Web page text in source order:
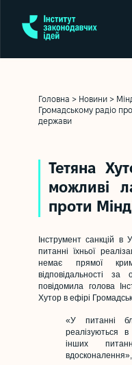
Головна > Новини >
Громадському радіо
держави
Тетяна
можливі
проти
Інструмент санкцій в
питанні їхньої
немає прямої
відповідальності
повідомила голова
Хутор в ефірі
«У питанні
реалізуються
інших